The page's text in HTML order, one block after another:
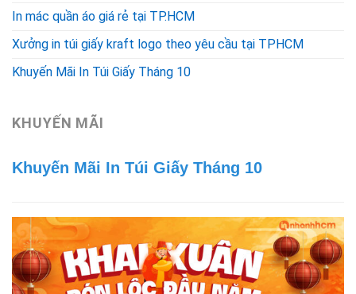
In mác quần áo giá rẻ tại TP.HCM
Xưởng in túi giấy kraft logo theo yêu cầu tại TPHCM
Khuyến Mãi In Túi Giấy Tháng 10
KHUYẾN MÃI
Khuyến Mãi In Túi Giấy Tháng 10